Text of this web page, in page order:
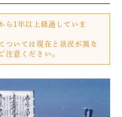
ら1年以上経過していま
ついては現在と状況が異な
注意ください。